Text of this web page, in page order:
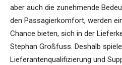
aber auch die zunehmende
den Passagierkomfort, werden
Chance bieten, sich in der
Stephan Großfuss. Deshalb
Lieferantenqualifizierung und